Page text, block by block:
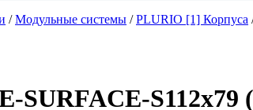
/Модульные системы /PLURIO [1] Корпуса
SURFACE-